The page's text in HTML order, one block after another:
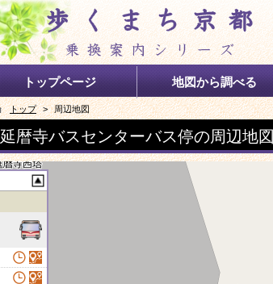
トップページ 地図から調べる
トップ > 周辺地図
延暦寺バスセンターバス停の周辺地図